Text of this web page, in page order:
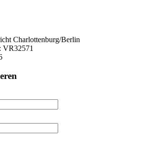
Charlottenburg/Berlin
VR32571